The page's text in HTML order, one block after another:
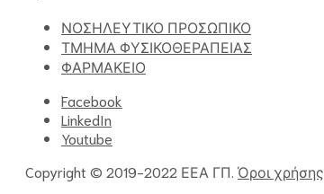
ΝΟΣΗΛΕΥΤΙΚΟ ΠΡΟΣΩΠΙΚΟ
ΤΜΗΜΑ ΦΥΣΙΚΟΘΕΡΑΠΕΙΑΣ
ΦΑΡΜΑΚΕΙΟ
Facebook
LinkedIn
Youtube
Copyright © 2019-2022 ΕΕΑ ΓΠ. Όροι χρήσης